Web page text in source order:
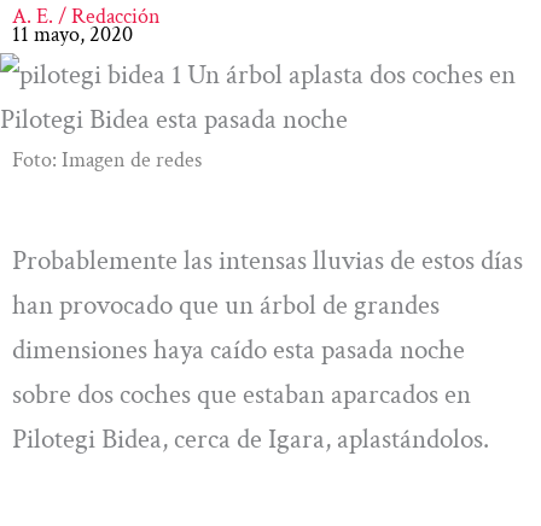
A. E. / Redacción
11 mayo, 2020
Foto: Imagen de redes
Probablemente las intensas lluvias de estos días
han provocado que un árbol de grandes
dimensiones haya caído esta pasada noche
sobre dos coches que estaban aparcados en
Pilotegi Bidea, cerca de Igara, aplastándolos.